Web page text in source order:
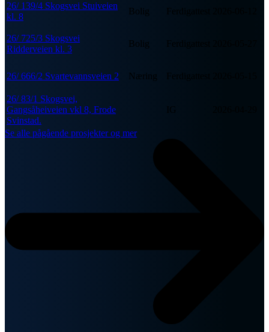
26/ 139/4 Skogsvei Stuiveien
kl. 8
Bolig Ferdigattest
26/ 725/3 Skogsvei
Ridderveien kl. 3
Bolig Ferdigattest
26/ 666/2 Svartevannsveien 2 Næring Ferdigattest
26/ 83/1 Skogsvei,
Gangsåheiveien vkl 8, Frode
Svinstad.
IG
Se alle pågående prosjekter og mer